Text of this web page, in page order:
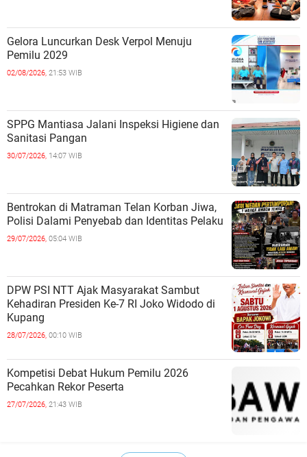
Gelora Luncurkan Desk Verpol Menuju
Pemilu 2029
02/08/2026, 21:53 WIB
SPPG Mantiasa Jalani Inspeksi Higiene dan
Sanitasi Pangan
30/07/2026, 14:07 WIB
Bentrokan di Matraman Telan Korban Jiwa,
Polisi Dalami Penyebab dan Identitas Pelaku
29/07/2026, 05:04 WIB
DPW PSI NTT Ajak Masyarakat Sambut
Kehadiran Presiden Ke-7 RI Joko Widodo di
Kupang
28/07/2026, 00:10 WIB
Kompetisi Debat Hukum Pemilu 2026
Pecahkan Rekor Peserta
27/07/2026, 21:43 WIB